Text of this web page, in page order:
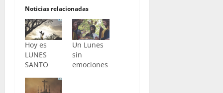
Noticias relacionadas
Hoy es
LUNES
SANTO
Un Lunes
sin
emociones